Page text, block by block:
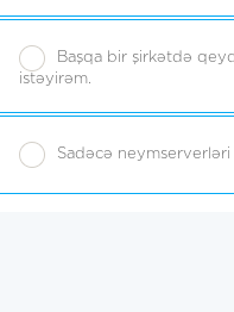
Başqa bir şirkətdə
istəyirəm.
Sadəcə